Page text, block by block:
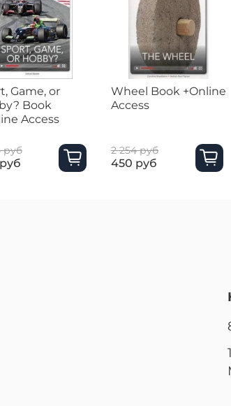
Game, or
Book
Access
руб
Wheel Book +Online
Access
2 254 руб
450 руб